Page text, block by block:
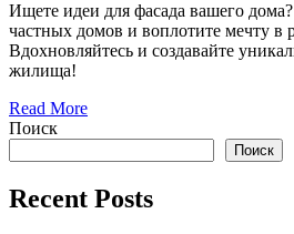
Ищете идеи для фасада вашего
частных домов и воплотите мечту в
Вдохновляйтесь и создавайте
жилища!
Read More
Поиск
Поиск
Recent Posts